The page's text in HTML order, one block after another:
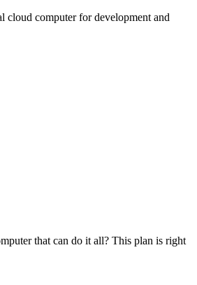
cloud computer for development and
that can do it all? This plan is right